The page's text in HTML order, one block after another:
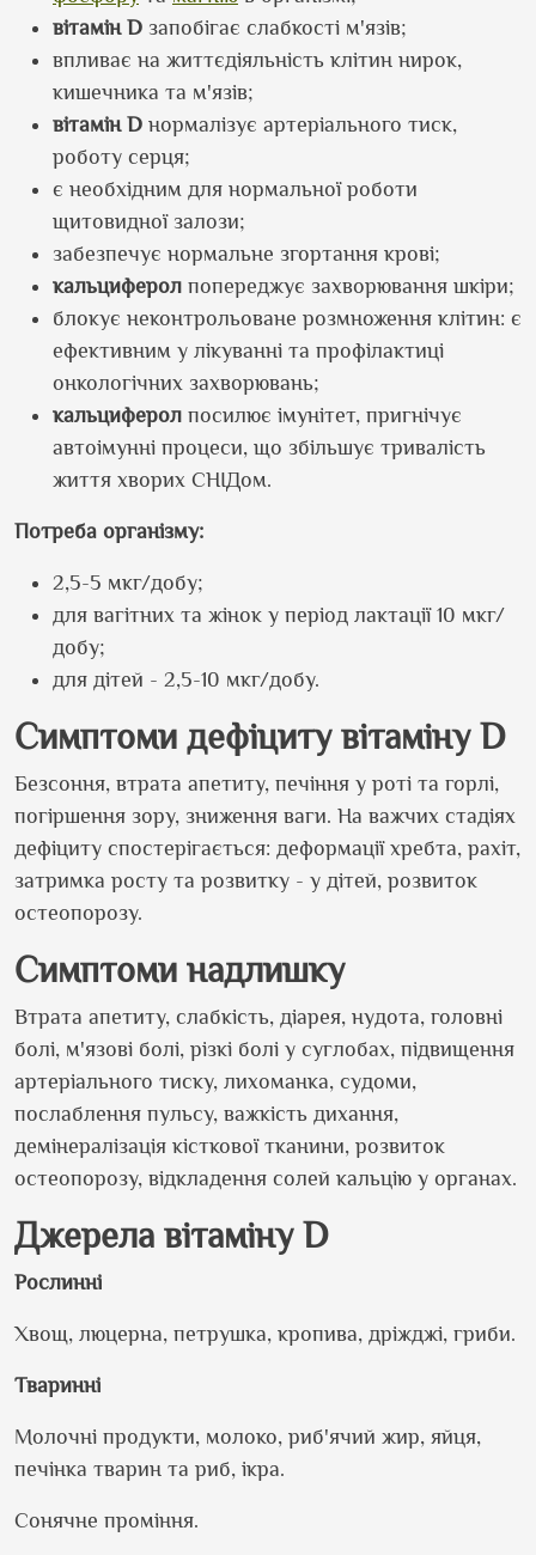
вітамін D запобігає слабкості м'язів;
впливає на життєдіяльність клітин нирок,
кишечника та м'язів;
вітамін D нормалізує артеріального тиск,
роботу серця;
є необхідним для нормальної роботи
щитовидної залози;
забезпечує нормальне згортання крові;
кальциферол попереджує захворювання шкіри;
блокує неконтрольоване розмноження клітин: є
ефективним у лікуванні та профілактиці
онкологічних захворювань;
кальциферол посилює імунітет, пригнічує
автоімунні процеси, що збільшує тривалість
життя хворих СНІДом.
Потреба організму:
2,5-5 мкг/добу;
для вагітних та жінок у період лактації 10 мкг/
добу;
для дітей - 2,5-10 мкг/добу.
Симптоми дефіцитувітаміну D
Безсоння, втрата апетиту, печіння у роті та горлі,
погіршення зору, зниження ваги. На важчих стадіях
дефіциту спостерігається: деформації хребта, рахіт,
затримка росту та розвитку - у дітей, розвиток
остеопорозу.
Симптоми надлишку
Втрата апетиту, слабкість, діарея, нудота, головні
болі, м'язові болі, різкі болі у суглобах, підвищення
артеріального тиску, лихоманка, судоми,
послаблення пульсу, важкість дихання,
демінералізація кісткової тканини, розвиток
остеопорозу, відкладення солей кальцію у органах.
Джерела вітаміну D
Рослинні
Хвощ, люцерна, петрушка, кропива, дріжджі, гриби.
Тваринні
Молочні продукти, молоко, риб'ячий жир, яйця,
печінка тварин та риб, ікра.
Сонячне проміння.